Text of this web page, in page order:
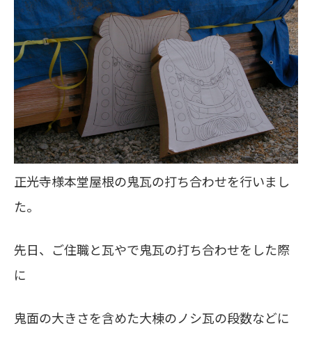
正光寺様本堂屋根の鬼瓦の打ち合わせを行いまし
た。
先日、ご住職と瓦やで鬼瓦の打ち合わせをした際
に
鬼面の大きさを含めた大棟のノシ瓦の段数などに